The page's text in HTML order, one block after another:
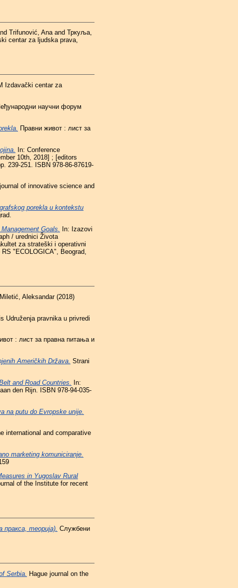
Trifunović, Anaand Тркуља,
centar za ljudska prava,
Izdavački centar za
научни форум
Правни живот : лист за
In: Conference
10th, 2018] ; [editors
239-251. ISBN 978-86-87619-
of innovative science and
porekla u kontekstu
Goals.
In: Izazovi
/ urednici Života
za strateški i operativni
"ECOLOGICA", Beograd,
Miletić, Aleksandar(2018)
Udruženja pravnika u privredi
: лист за правна питања и
Američkih Država. Strani
and Road Countries.
In:
den Rijn. ISBN 978-94-035-
na putu do Evropske unije.
international and comparative
marketing komuniciranje.
in Yugoslav Rural
of the Institute for recent
теорија). Службени
Serbia. Hague journal on the